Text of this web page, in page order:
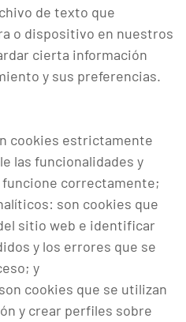
de texto que
o dispositivo en nuestros
cierta información
y sus preferencias.
cookies estrictamente
las funcionalidades y
correctamente;
son cookies que
sitio web e identificar
y los errores que se
y
cookies que se utilizan
y crear perfiles sobre